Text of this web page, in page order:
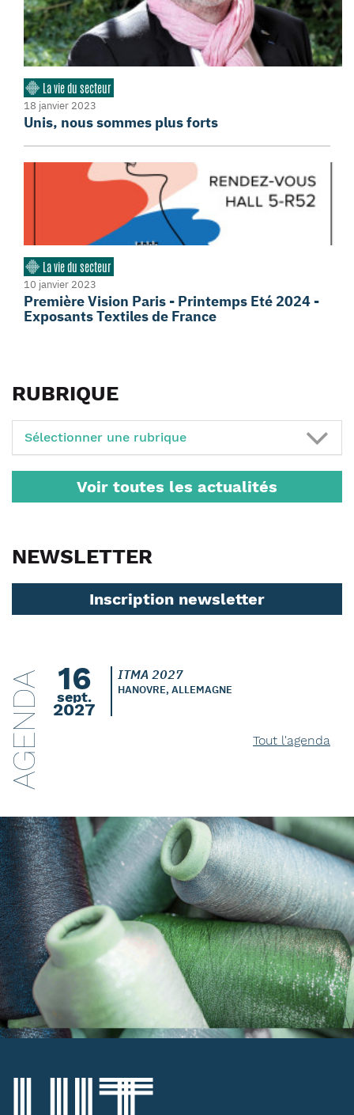
La vie du secteur
18 janvier 2023
Unis, nous sommes plus forts
La vie du secteur
10 janvier 2023
Première Vision Paris - Printemps Eté 2024 -
Exposants Textiles de France
RUBRIQUE
Sélectionner une rubrique
Voir toutes les actualités
NEWSLETTER
Inscription newsletter
AGENDA 16
sept.
2027
ITMA 2027
HANOVRE, ALLEMAGNE
Tout l'agenda